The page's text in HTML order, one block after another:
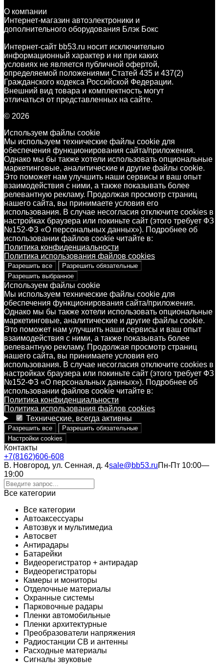
О компании
Интернет-магазин автоэлектроники и
дополнительного оборудования Блэк Бокс
Интернет-сайт bb53.ru носит исключительно
информационный характер и ни при каких
условиях не является публичной офертой,
определяемой положениями Статей 435 и 437(2)
Гражданского кодекса Российской Федерации.
Внешний вид товара и комплектность могут
отличаться от представленных на сайте.
© 2026
Используем файлы cookie
Мы используем технические файлы cookie для
обеспечения функционирования сайта/приложения.
Однако мы бы также хотели использовать опциональные
маркетинговые, аналитические и другие файлы cookie.
Это поможет нам улучшить наши сервисы и ваш опыт
взаимодействия с ними, а также показывать более
релевантную рекламу. Продолжая просмотр страниц
нашего сайта, вы принимаете условия его
использования. В случае несогласия отключите cookies в
настройках браузера или покиньте сайт (этого требует ФЗ
№152-ФЗ «О персональных данных»). Подробнее об
использовании файлов cookie читайте в:
Политика конфиденциальности
Политика использования файлов cookies
Разрешить все
Разрешить обязательные
Разрешить выбранное
Используем файлы cookie
Мы используем технические файлы cookie для
обеспечения функционирования сайта/приложения.
Однако мы бы также хотели использовать опциональные
маркетинговые, аналитические и другие файлы cookie.
Это поможет нам улучшить наши сервисы и ваш опыт
взаимодействия с ними, а также показывать более
релевантную рекламу. Продолжая просмотр страниц
нашего сайта, вы принимаете условия его
использования. В случае несогласия отключите cookies в
настройках браузера или покиньте сайт (этого требует ФЗ
№152-ФЗ «О персональных данных»). Подробнее об
использовании файлов cookie читайте в:
Политика конфиденциальности
Политика использования файлов cookies
Технические, всегда активны
Разрешить все
Разрешить обязательные
Настройки cookies
Контакты
+7(8162)606-608
В. Новгород, ул. Сенная, д. 4sale@bb53.ruПн-Пт 10:00—
19:00
Все категории
Все категории
Автоаксессуары
Автозвук и мультимедиа
Автосвет
Антирадары
Батарейки
Видеорегистратор + антирадар
Видеорегистраторы
Камеры и мониторы
Отделочные материалы
Охранные системы
Парковочные радары
Пленки автомобильные
Пленки архитектурные
Преобразователи напряжения
Радиостанции CB и антенны
Расходные материалы
Сигналы звуковые